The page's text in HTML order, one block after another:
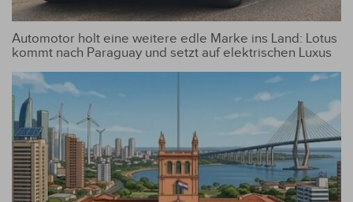
Automotor holt eine weitere edle Marke ins Land: Lotus
kommt nach Paraguay und setzt auf elektrischen Luxus